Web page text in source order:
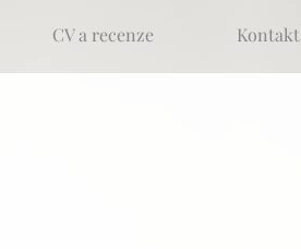
CV a recenze Kontakt